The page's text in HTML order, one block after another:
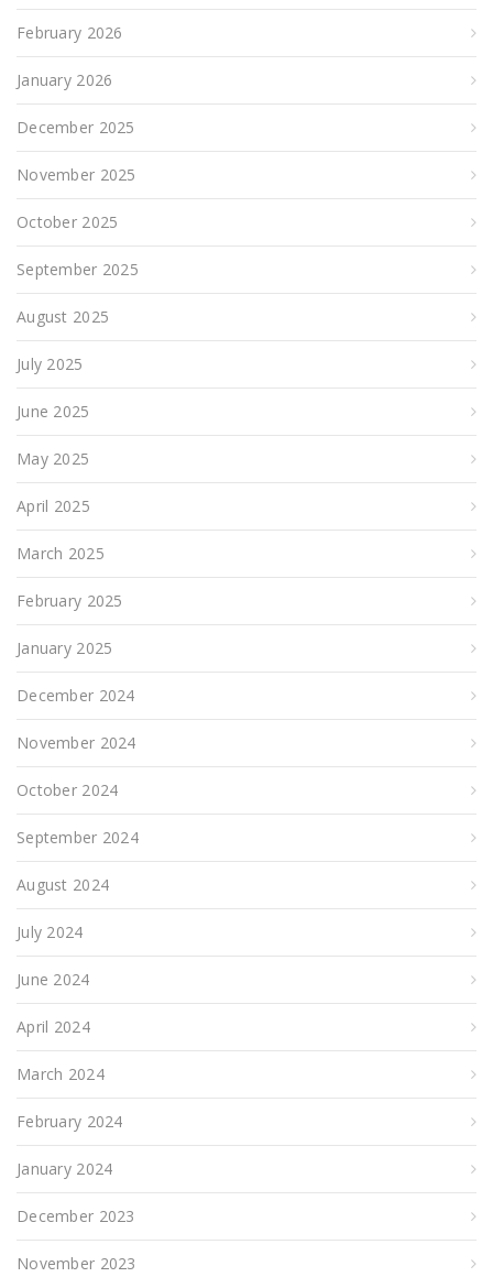
February 2026
January 2026
December 2025
November 2025
October 2025
September 2025
August 2025
July 2025
June 2025
May 2025
April 2025
March 2025
February 2025
January 2025
December 2024
November 2024
October 2024
September 2024
August 2024
July 2024
June 2024
April 2024
March 2024
February 2024
January 2024
December 2023
November 2023